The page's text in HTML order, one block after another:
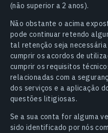
(não superior a 2 anos).
Não obstante o acima
pode continuar retendo
tal retenção seja
cumprir os acordos de
cumprir os requisitos
relacionadas com a
dos serviços e a aplicação
questões litigiosas.
Se a sua conta for alguma
sido identificado por nós